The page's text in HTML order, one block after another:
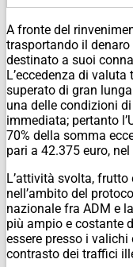
A fronte del
trasportando il denaro
destinato a suoi
L’eccedenza di
superato di gran
una delle condizioni
immediata; pertanto
70% della somma
pari a 42.375 euro,
L’attività svolta,
nell’ambito del
nazionale fra ADM e
più ampio e costante
essere presso i
contrasto dei traffici